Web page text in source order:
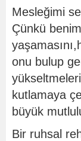
Mesleğimi
Çünkü
onu bulup
kutlamaya
büyük
Bir ruhsal